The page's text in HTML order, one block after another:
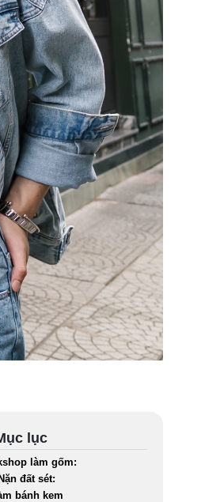
lục
làm gốm:
đất sét:
bánh kem